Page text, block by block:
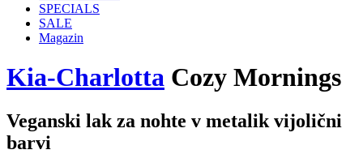
SPECIALS
SALE
Magazin
Kia-Charlotta Cozy Mornings
Veganski lak za nohte v metalik vijolični
barvi